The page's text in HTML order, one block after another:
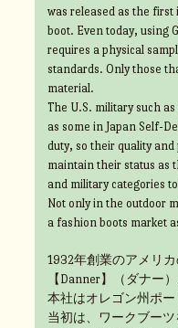
was released as the first
boot. Even today, using
requires a physical
standards. Only those
material.
The U.S. military such
as some in Japan Self-
duty, so their quality
maintain their status as
and military categories
Not only in the outdoor
a fashion boots market
1932年創業のアメリ
【Danner】（ダナー）
本社はオレゴン州ポー
当初は、ワークブー